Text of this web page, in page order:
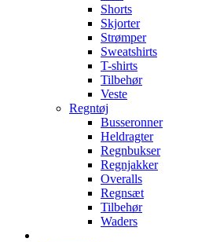
Shorts
Skjorter
Strømper
Sweatshirts
T-shirts
Tilbehør
Veste
Regntøj
Busseronner
Heldragter
Regnbukser
Regnjakker
Overalls
Regnsæt
Tilbehør
Waders